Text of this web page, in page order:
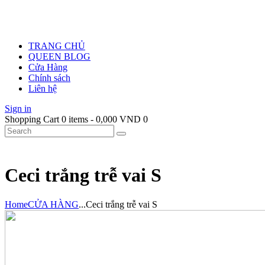
TRANG CHỦ
QUEEN BLOG
Cửa Hàng
Chính sách
Liên hệ
Sign in
Shopping Cart 0 items - 0,000 VND 0
Ceci trắng trễ vai S
HomeCỬA HÀNG...Ceci trắng trễ vai S